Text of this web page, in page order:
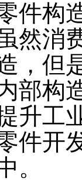
件构
然消
，但
部构
升工
件开
。